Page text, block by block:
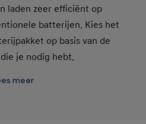
laden zeer efficiënt op
batterijen. Kies het
op basis van de
je nodig hebt.
meer